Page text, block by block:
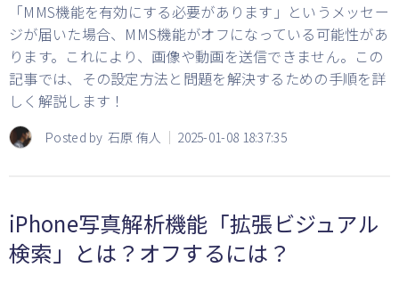
「MMS機能を有効にする必要があります」というメッセー
ジが届いた場合、MMS機能がオフになっている可能性があ
ります。これにより、画像や動画を送信できません。この
記事では、その設定方法と問題を解決するための手順を詳
しく解説します！
Posted by 石原 侑人 2025-01-08 18:37:35
iPhone写真解析機能「拡張ビジュアル
検索」とは？オフするには？